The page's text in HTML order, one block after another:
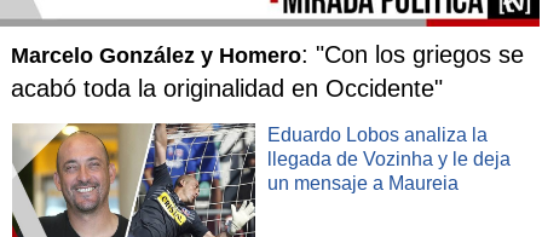
Marcelo González y Homero: "Con los griegos se
acabó toda la originalidad en Occidente"
Eduardo Lobos analiza la
llegada de Vozinha y le deja
un mensaje a Maureia